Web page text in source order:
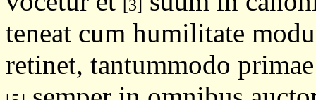
[3]
teneat cum humilitate
retinet, tantummodo